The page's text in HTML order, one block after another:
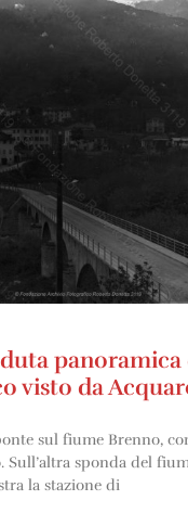
panoramica
visto da
sul fiume Brenno,
Sull’altra sponda del
la stazione di